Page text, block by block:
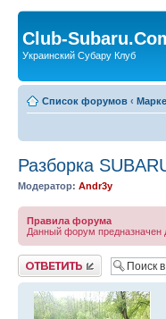
Club-
Украинский Субару Клуб
Список форумов ‹
Разборка
Модератор: Andr3y
Правила форума
Данный форум предназначен
Ответить